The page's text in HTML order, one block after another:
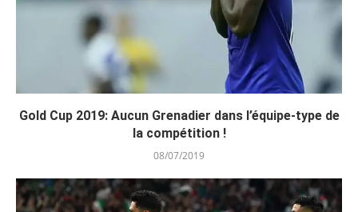
Gold Cup 2019: Aucun Grenadier dans l’équipe-type de
la compétition !
08/07/2019